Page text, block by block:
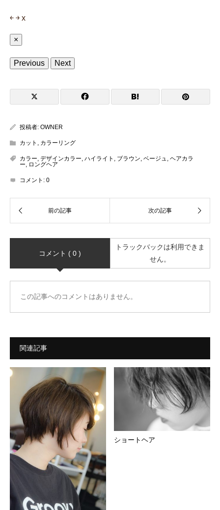
￩ ￫ x
×
Previous Next
投稿者: OWNER
カット , カラーリング
カラー, デザインカラー, ハイライト , ブラウン, ベージュ, ヘアカラ
ー, ロングヘア
コメント: 0
コメント ( 0 )
トラックバックは利用できま
せん。
この記事へのコメントはありません。
関連記事
ショートヘア